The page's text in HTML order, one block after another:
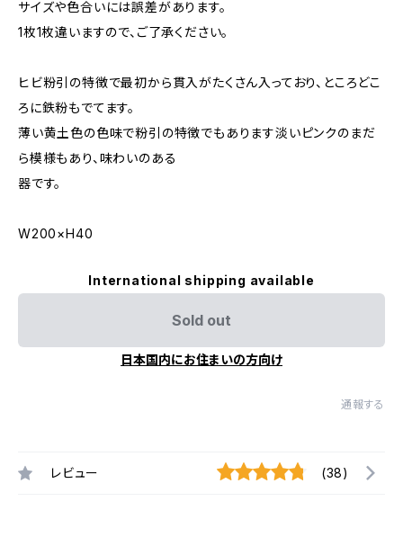
サイズや色合いには誤差があります。
1枚1枚違いますので、ご了承ください。
ヒビ粉引の特徴で最初から貫入がたくさん入っており、ところどこ
ろに鉄粉もでてます。
薄い黄土色の色味で粉引の特徴でもあります淡いピンクのまだ
ら模様もあり、味わいのある
器です。
W200×H40
International shipping available
Sold out
日本国内にお住まいの方向け
通報する
レビュー (38)